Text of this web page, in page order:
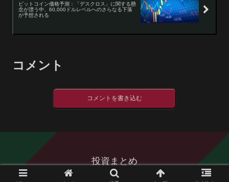
ビットコイン価格予測：「デスクロス」に関する懸
念が漂う中、60,000ドルレベルへのさらなる下落
が予想される
コメント
コメントを書き込む
投資まとめ
© 2016 投資まとめ.